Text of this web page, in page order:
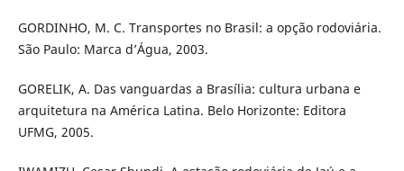
GORDINHO, M. C. Transportes no Brasil: a opção rodoviária.
São Paulo: Marca d’Água, 2003.
GORELIK, A. Das vanguardas a Brasília: cultura urbana e
arquitetura na América Latina. Belo Horizonte: Editora
UFMG, 2005.